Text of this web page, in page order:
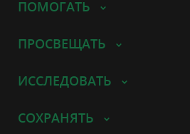
ПОМОГАТЬ
ПРОСВЕЩАТЬ
ИССЛЕДОВАТЬ
СОХРАНЯТЬ